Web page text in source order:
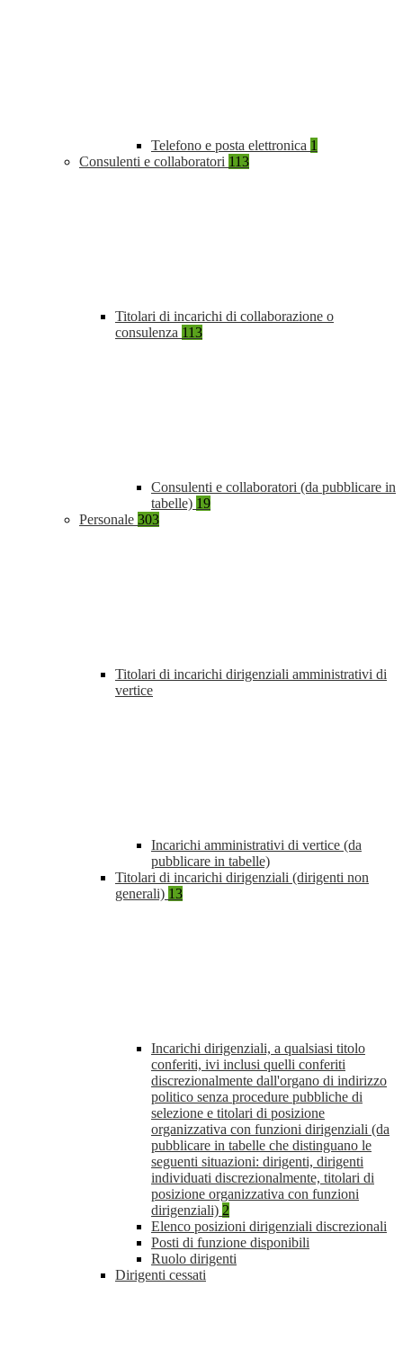
Telefono e posta elettronica 1
Consulenti e collaboratori 113
Titolari di incarichi di collaborazione o
consulenza 113
Consulenti e collaboratori (da pubblicare in
tabelle) 19
Personale 303
Titolari di incarichi dirigenziali amministrativi di
vertice
Incarichi amministrativi di vertice (da
pubblicare in tabelle)
Titolari di incarichi dirigenziali (dirigenti non
generali) 13
Incarichi dirigenziali, a qualsiasi titolo
conferiti, ivi inclusi quelli conferiti
discrezionalmente dall'organo di indirizzo
politico senza procedure pubbliche di
selezione e titolari di posizione
organizzativa con funzioni dirigenziali (da
pubblicare in tabelle che distinguano le
seguenti situazioni: dirigenti, dirigenti
individuati discrezionalmente, titolari di
posizione organizzativa con funzioni
dirigenziali) 2
Elenco posizioni dirigenziali discrezionali
Posti di funzione disponibili
Ruolo dirigenti
Dirigenti cessati